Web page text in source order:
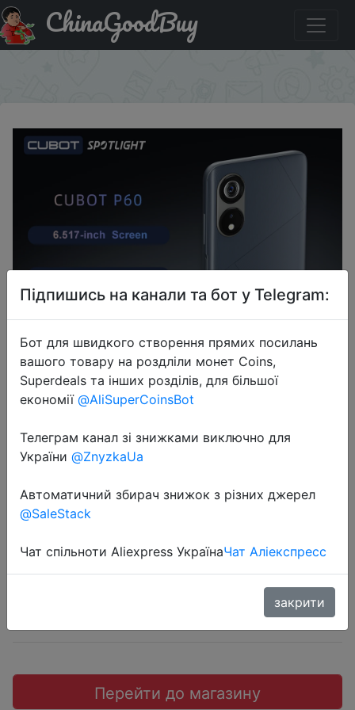
Купити по знижці JR6TVL6CJTOZ World Premiere, Cubot
P60, Android 12 Smartphone, 6.517"
ChinaGoodBuy
2022-09-22
World Premiere, Cubot P60, Android
12 Smartphone, 6.517"
$88
"JR6TVL6CJTOZ"
Перейти до магазину
Підпишись на канали та бот у Telegram:
Бот для швидкого створення прямих посилань
вашого товару на роздліли монет Coins,
Superdeals та інших розділів, для більшої
економії @AliSuperCoinsBot
Телеграм канал зі знижками виключно для
України @ZnyzkaUa
Автоматичний збирач знижок з різних джерел
@SaleStack
Чат спільноти Aliexpress УкраїнаЧат Аліекспресс
закрити